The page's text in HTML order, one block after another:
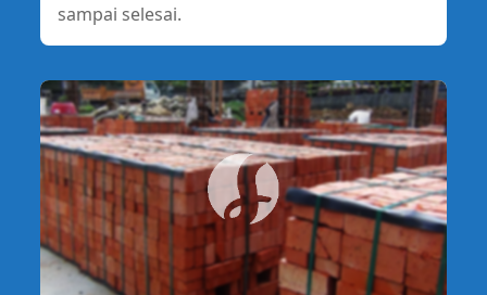
sampai selesai.